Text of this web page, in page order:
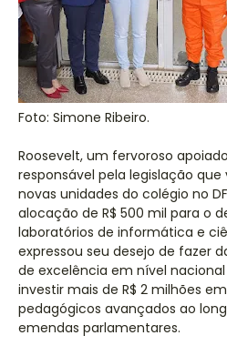
Foto: Simone Ribeiro.
Roosevelt, um fervoroso
responsável pela legislação
novas unidades do colégio no
alocação de R$ 500 mil para o
laboratórios de informática e
expressou seu desejo de fazer
de excelência em nível
investir mais de R$ 2 milhões
pedagógicos avançados ao
emendas parlamentares.